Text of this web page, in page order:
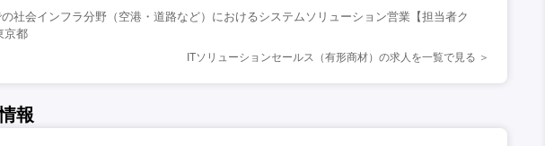
社会インフラ分野（空港・道路など）におけるシステムソリューション営業【担当者ク
京都
ITソリューションセールス（有形商材）の求人を一覧で見る
報